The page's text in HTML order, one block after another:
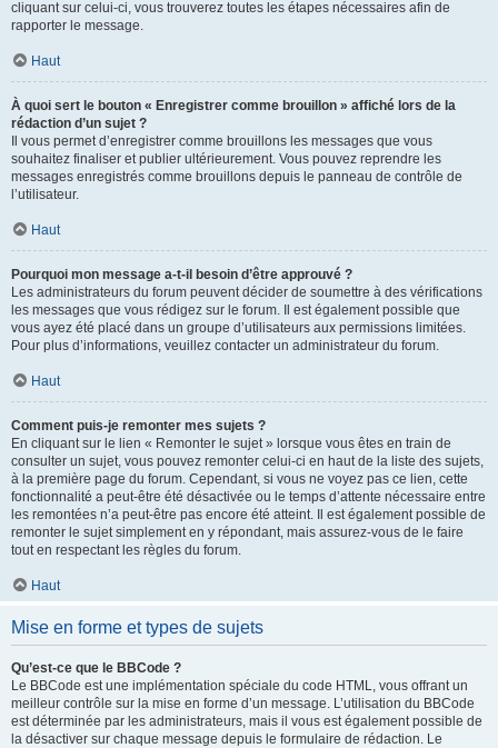
cliquant sur celui-ci, vous trouverez toutes les étapes nécessaires afin de
rapporter le message.
Haut
À quoi sert le bouton « Enregistrer comme brouillon » affiché lors de la
rédaction d’un sujet ?
Il vous permet d’enregistrer comme brouillons les messages que vous
souhaitez finaliser et publier ultérieurement. Vous pouvez reprendre les
messages enregistrés comme brouillons depuis le panneau de contrôle de
l’utilisateur.
Haut
Pourquoi mon message a-t-il besoin d’être approuvé ?
Les administrateurs du forum peuvent décider de soumettre à des vérifications
les messages que vous rédigez sur le forum. Il est également possible que
vous ayez été placé dans un groupe d’utilisateurs aux permissions limitées.
Pour plus d’informations, veuillez contacter un administrateur du forum.
Haut
Comment puis-je remonter mes sujets ?
En cliquant sur le lien « Remonter le sujet » lorsque vous êtes en train de
consulter un sujet, vous pouvez remonter celui-ci en haut de la liste des sujets,
à la première page du forum. Cependant, si vous ne voyez pas ce lien, cette
fonctionnalité a peut-être été désactivée ou le temps d’attente nécessaire entre
les remontées n’a peut-être pas encore été atteint. Il est également possible de
remonter le sujet simplement en y répondant, mais assurez-vous de le faire
tout en respectant les règles du forum.
Haut
Mise en forme et types de sujets
Qu’est-ce que le BBCode ?
Le BBCode est une implémentation spéciale du code HTML, vous offrant un
meilleur contrôle sur la mise en forme d’un message. L’utilisation du BBCode
est déterminée par les administrateurs, mais il vous est également possible de
la désactiver sur chaque message depuis le formulaire de rédaction. Le